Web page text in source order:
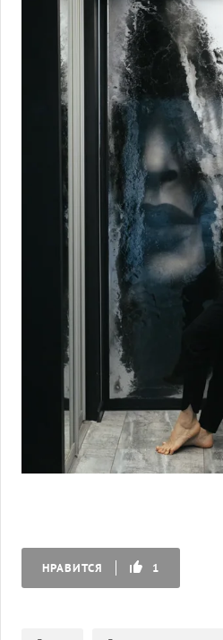
НРАВИТСЯ 1